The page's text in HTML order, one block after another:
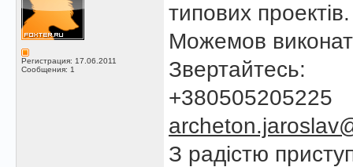
Регистрация: 17.06.2011
Сообщения: 1
типових проектів.
Можемов
Звертайтесь:
+380505205225
З радістю